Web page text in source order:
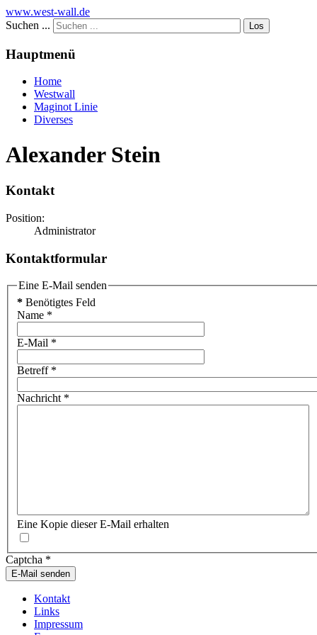
www.west-wall.de
Suchen ...
Los
Hauptmenü
Home
Westwall
Maginot Linie
Diverses
Alexander Stein
Kontakt
Position:
Administrator
Kontaktformular
Eine E-Mail senden
* Benötigtes Feld
Name *
E-Mail *
Betreff*
Nachricht *
Eine Kopie dieser E-Mail erhalten
Captcha *
E-Mail senden
Kontakt
Links
Impressum